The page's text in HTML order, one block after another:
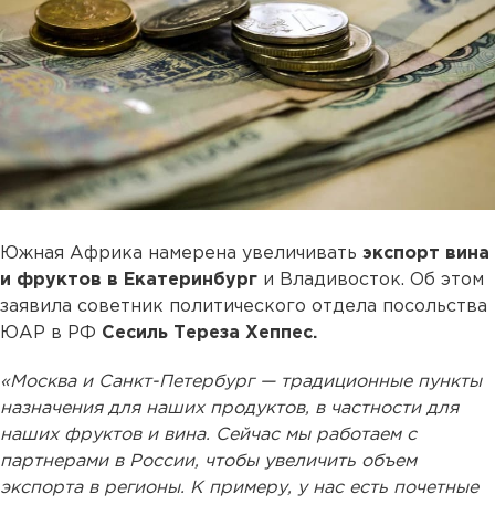
Южная Африка намерена увеличивать экспорт вина
и фруктов в Екатеринбург и Владивосток. Об этом
заявила советник политического отдела посольства
ЮАР в РФ Сесиль Тереза Хеппес.
«Москва и Санкт-Петербург — традиционные пункты
назначения для наших продуктов, в частности для
наших фруктов и вина. Сейчас мы работаем с
партнерами в России, чтобы увеличить объем
экспорта в регионы. К примеру, у нас есть почетные